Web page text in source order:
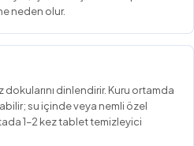
neden olur.
dokularını dinlendirir. Kuru ortamda
su içinde veya nemli özel
1–2 kez tablet temizleyici